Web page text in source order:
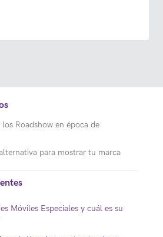
Roadshow en época de
para mostrar tu marca
Móviles Especiales y cuál es su